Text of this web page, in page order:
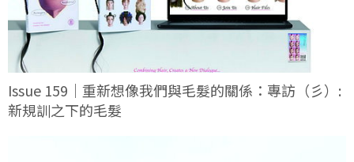
Issue 159｜重新想像我們與毛髮的關係：專訪（彡）:
新規訓之下的毛髮